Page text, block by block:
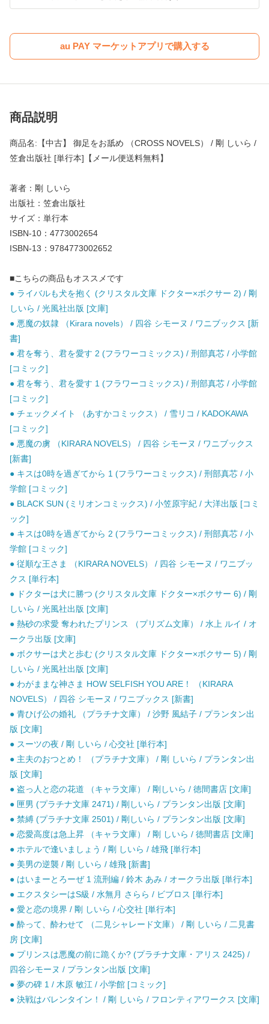
au PAY マーケットアプリで購入する
商品説明
商品名:【中古】 御足をお舐め （CROSS NOVELS） / 剛 しいら /
笠倉出版社 [単行本]【メール便送料無料】
著者：剛 しいら
出版社：笠倉出版社
サイズ：単行本
ISBN-10：4773002654
ISBN-13：9784773002652
■こちらの商品もオススメです
● ライバルも犬を抱く (クリスタル文庫 ドクター×ボクサー 2) / 剛
しいら / 光風社出版 [文庫]
● 悪魔の奴隷 （Kirara novels） / 四谷 シモーヌ / ワニブックス [新
書]
● 君を奪う、君を愛す 2 (フラワーコミックス) / 刑部真芯 / 小学館
[コミック]
● 君を奪う、君を愛す 1 (フラワーコミックス) / 刑部真芯 / 小学館
[コミック]
● チェックメイト （あすかコミックス） / 雪リコ / KADOKAWA
[コミック]
● 悪魔の虜 （KIRARA NOVELS） / 四谷 シモーヌ / ワニブックス
[新書]
● キスは0時を過ぎてから 1 (フラワーコミックス) / 刑部真芯 / 小
学館 [コミック]
● BLACK SUN (ミリオンコミックス) / 小笠原宇紀 / 大洋出版 [コミ
ック]
● キスは0時を過ぎてから 2 (フラワーコミックス) / 刑部真芯 / 小
学館 [コミック]
● 従順な王さま （KIRARA NOVELS） / 四谷 シモーヌ / ワニブッ
クス [単行本]
● ドクターは犬に勝つ (クリスタル文庫 ドクター×ボクサー 6) / 剛
しいら / 光風社出版 [文庫]
● 熱砂の求愛 奪われたプリンス （プリズム文庫） / 水上 ルイ / オ
ークラ出版 [文庫]
● ボクサーは犬と歩む (クリスタル文庫 ドクター×ボクサー 5) / 剛
しいら / 光風社出版 [文庫]
● わがままな神さま HOW SELFISH YOU ARE！ （KIRARA
NOVELS） / 四谷 シモーヌ / ワニブックス [新書]
● 青ひげ公の婚礼 （プラチナ文庫） / 沙野 風結子 / プランタン出
版 [文庫]
● スーツの夜 / 剛 しいら / 心交社 [単行本]
● 主夫のおつとめ！ （プラチナ文庫） / 剛 しいら / プランタン出
版 [文庫]
● 盗っ人と恋の花道 （キャラ文庫） / 剛しいら / 徳間書店 [文庫]
● 匣男 (プラチナ文庫 2471) / 剛しいら / プランタン出版 [文庫]
● 禁縛 (プラチナ文庫 2501) / 剛しいら / プランタン出版 [文庫]
● 恋愛高度は急上昇 （キャラ文庫） / 剛 しいら / 徳間書店 [文庫]
● ホテルで逢いましょう / 剛 しいら / 雄飛 [単行本]
● 美男の逆襲 / 剛 しいら / 雄飛 [新書]
● はいまーとろーぜ 1 流刑編 / 鈴木 あみ / オークラ出版 [単行本]
● エクスタシーはS級 / 水無月 さらら / ビブロス [単行本]
● 愛と恋の境界 / 剛 しいら / 心交社 [単行本]
● 酔って、酔わせて （二見シャレード文庫） / 剛 しいら / 二見書
房 [文庫]
● プリンスは悪魔の前に跪くか? (プラチナ文庫・アリス 2425) /
四谷シモーヌ / プランタン出版 [文庫]
● 夢の碑 1 / 木原 敏江 / 小学館 [コミック]
● 決戦はバレンタイン！ / 剛 しいら / フロンティアワークス [文庫]